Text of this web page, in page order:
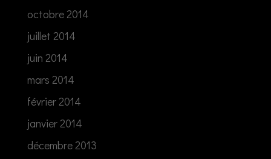
octobre 2014
juillet 2014
juin 2014
mars 2014
février 2014
janvier 2014
décembre 2013